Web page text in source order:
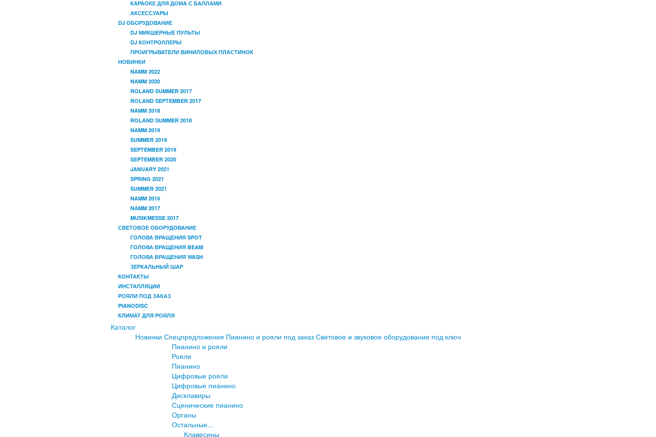
КАРАОКЕ ДЛЯ ДОМА С БАЛЛАМИ
АКСЕССУАРЫ
DJ ОБОРУДОВАНИЕ
DJ МИКШЕРНЫЕ ПУЛЬТЫ
DJ КОНТРОЛЛЕРЫ
ПРОИГРЫВАТЕЛИ ВИНИЛОВЫХ ПЛАСТИНОК
НОВИНКИ
NAMM 2022
NAMM 2020
ROLAND SUMMER 2017
ROLAND SEPTEMBER 2017
NAMM 2018
ROLAND SUMMER 2018
NAMM 2019
SUMMER 2019
SEPTEMBER 2019
SEPTEMBER 2020
JANUARY 2021
SPRING 2021
SUMMER 2021
NAMM 2016
NAMM 2017
MUSIKMESSE 2017
СВЕТОВОЕ ОБОРУДОВАНИЕ
ГОЛОВА ВРАЩЕНИЯ SPOT
ГОЛОВА ВРАЩЕНИЯ BEAM
ГОЛОВА ВРАЩЕНИЯ WASH
ЗЕРКАЛЬНЫЙ ШАР
КОНТАКТЫ
ИНСТАЛЛЯЦИИ
РОЯЛИ ПОД ЗАКАЗ
PIANODISC
КЛИМАТ ДЛЯ РОЯЛЯ
Каталог
Новинки Спецпредложения Пианино и рояли под заказ Световое и звуковое оборудование под ключ
Пианино и рояли
Рояли
Пианино
Цифровые рояли
Цифровые пианино
Дисклавиры
Сценические пианино
Органы
Остальные...
Клавесины